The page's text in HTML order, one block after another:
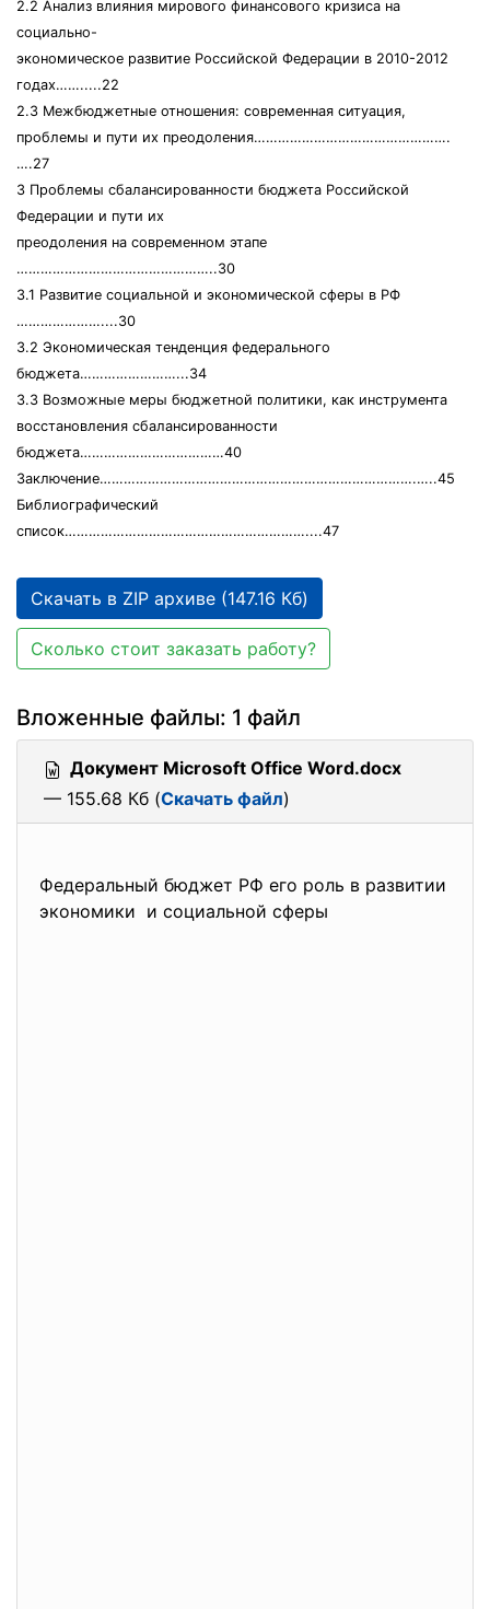
2.2 Анализ влияния мирового финансового кризиса на
социально-
экономическое развитие Российской Федерации в 2010-2012
годах…….....22
2.3 Межбюджетные отношения: современная ситуация,
проблемы и пути их преодоления………………………………………….
….27
3 Проблемы сбалансированности бюджета Российской
Федерации и пути их
преодоления на современном этапе
…………………………………………..30
3.1 Развитие социальной и экономической сферы в РФ
…………………....30
3.2 Экономическая тенденция федерального
бюджета……………………...34
3.3 Возможные меры бюджетной политики, как инструмента
восстановления сбалансированности
бюджета………………………………40
Заключение…………………………………………………………………….…..45
Библиографический
список……………………………………………………....47
Скачать в ZIP архиве (147.16 Кб)
Сколько стоит заказать работу?
Вложенные файлы: 1 файл
Документ Microsoft Office Word.docx
— 155.68 Кб (Скачать файл)
Федеральный бюджет РФ его роль в развитии
экономики и социальной сферы